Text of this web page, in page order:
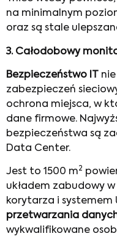
na minimalnym
oraz są stale
3. Całodobowy
Bezpieczeństwo IT
zabezpieczeń
ochrona miejsca, w
dane firmowe.
bezpieczeństwa są
Data Center.
Jest to 1500 m2
układem zabudowy
korytarza i systemem
przetwarzania
wykwalifikowane